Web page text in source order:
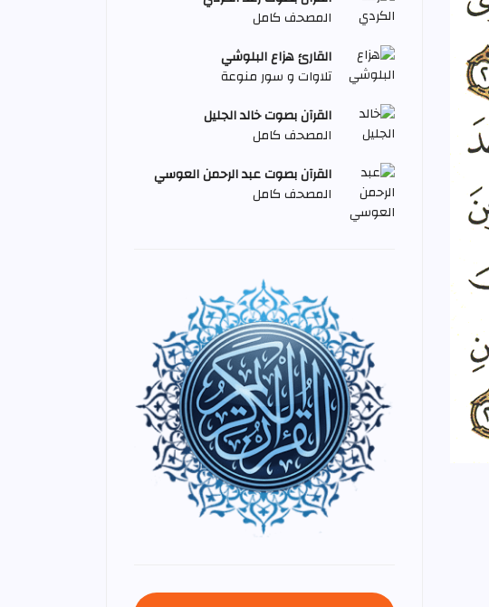
المصحف كامل
القارئ هزاع البلوشي
تلاوات و سور منوعة
القرآن بصوت خالد الجليل
المصحف كامل
القرآن بصوت عبد الرحمن العوسي
المصحف كامل